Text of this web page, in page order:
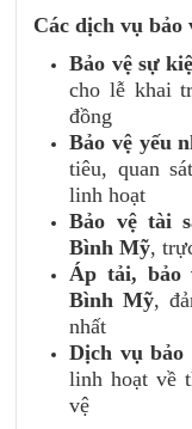
Các dịch vụ
Bảo vệ sự
cho lễ khai
đồng
Bảo vệ yếu
tiêu, quan
linh hoạt
Bảo vệ tài
Bình Mỹ,
Áp tải, bảo
Bình Mỹ,
nhất
Dịch vụ
linh hoạt về
vệ